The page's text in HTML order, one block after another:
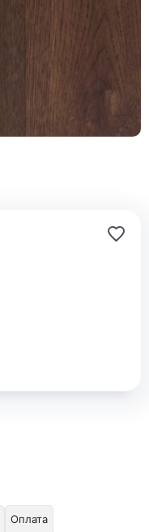
Оплата